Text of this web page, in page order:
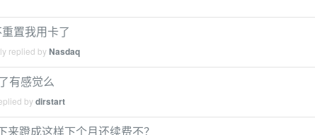
置我用卡了
replied byNasdaq
有感觉么
bydirstart
来蹬成这样下个月还续费不？